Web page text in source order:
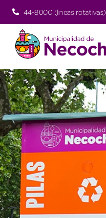
44-8000 (lineas rotativas)